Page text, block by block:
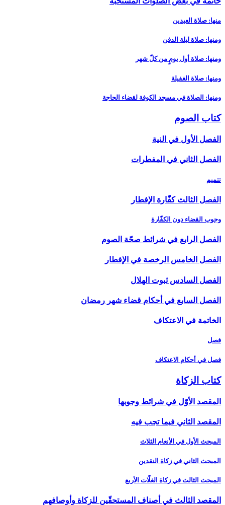
منها: صلاة العيدين‏
ومنها: صلاة ليلة الدفن‏
ومنها: صلاة أول يومٍ من كلّ شهر
ومنها: صلاة الغفيلة
ومنها: الصلاة في مسجد الكوفة لقضاء الحاجة
كتاب الصوم‏
الفصل الأول في النية
الفصل الثاني في المفطرات
تتميم
الفصل الثالث كفّارة الإفطار
وجوب القضاء دون الكفّارة
الفصل الرابع في شرائط صحّة الصوم
الفصل الخامس الرخصة في الإفطار
الفصل السادس ثبوت الهلال‏
الفصل السابع في أحكام قضاء شهر رمضان
الخاتمة في الاعتكاف
فصل
فصل في أحكام الاعتكاف
كتاب الزكاة
المقصد الأوّل ‏في شرائط وجوبها
المقصد الثاني فيما تجب فيه‏
المبحث الأول في الأنعام الثلاث
المبحث الثاني في زكاة النقدين‏
المبحث الثالث في زكاة الغلّات الأربع
المقصد الثالث في أصناف المستحقّين للزكاة وأوصافهم‏